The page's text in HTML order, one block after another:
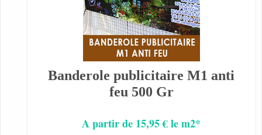
Banderole publicitaire M1 anti
feu 500 Gr
A partir de 15,95 € le m2*